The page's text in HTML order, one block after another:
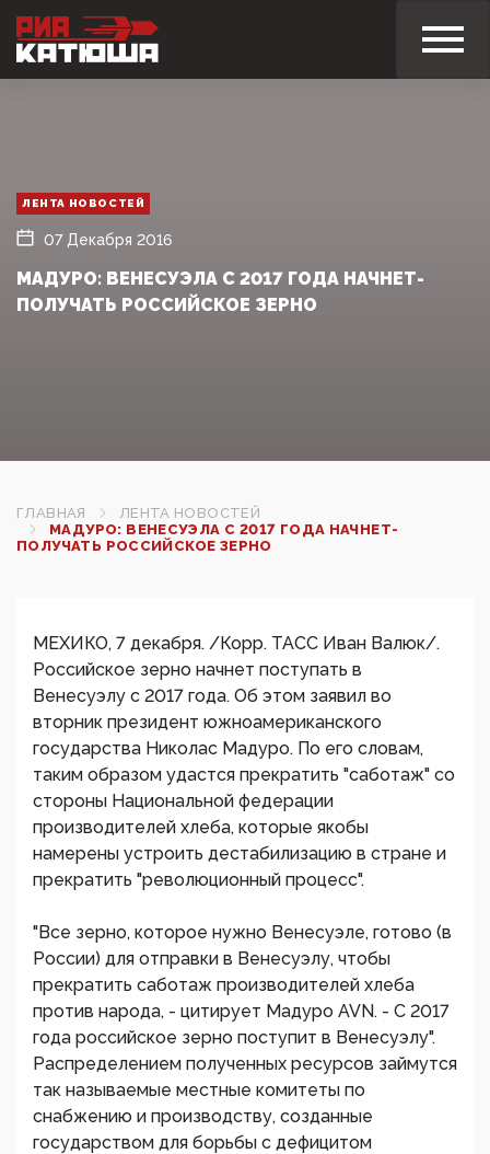
ЛЕНТА НОВОСТЕЙ
07 Декабря 2016
МАДУРО: ВЕНЕСУЭЛА С 2017 ГОДА НАЧНЕТ­
ПОЛУЧАТЬ РОССИЙСКОЕ ЗЕРНО‍ ­
ГЛАВНАЯ
ЛЕНТА НОВОСТЕЙ
МАДУРО: ВЕНЕСУЭЛА С 2017 ГОДА НАЧНЕТ­
ПОЛУЧАТЬ РОССИЙСКОЕ ЗЕРНО‍ ­
МЕХИКО, 7 декабря. /Корр. ТАСС Иван Валюк/.
Российское зерно начнет поступать в
Венесуэлу с 2017 года. Об этом заявил во
вторник президент южноамериканского
государства Николас Мадуро. По его словам,
таким образом удастся прекратить "саботаж" со
стороны Национальной федерации
производителей хлеба, которые якобы
намерены устроить дестабилизацию в стране и
прекратить "революционный процесс".
"Все зерно, которое нужно Венесуэле, готово (в
России) для отправки в Венесуэлу, чтобы
прекратить саботаж производителей хлеба
против народа, - цитирует Мадуро AVN. - С 2017
года российское зерно поступит в Венесуэлу".
Распределением полученных ресурсов займутся
так называемые местные комитеты по
снабжению и производству, созданные
государством для борьбы с дефицитом